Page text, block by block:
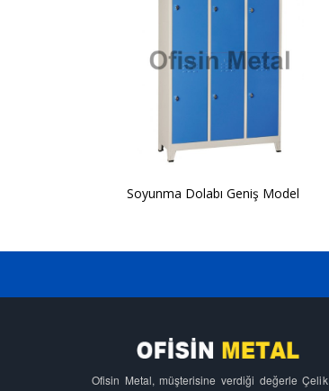
Soyunma Dolabı Geniş Model
Ofisin Metal, müşterisine verdiği değerle Çelik